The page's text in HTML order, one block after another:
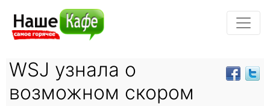
WSJ узнала о
возможном скором